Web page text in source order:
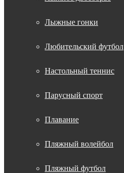
Лыжные гонки
Любительский футбол
Настольный теннис
Парусный спорт
Плавание
Пляжный волейбол
Пляжный футбол